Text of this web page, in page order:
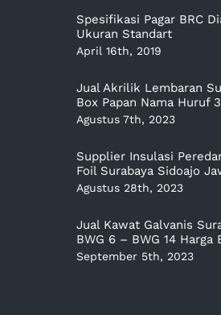
Spesifikasi Pagar BRC
Ukuran Standart
April 16th, 2019
Jual Akrilik Lembaran
Box Papan Nama Huruf
Agustus 7th, 2023
Supplier Insulasi
Foil Surabaya Sidoajo
Agustus 28th, 2023
Jual Kawat Galvanis
BWG 6 – BWG 14 Harga
September 5th, 2023